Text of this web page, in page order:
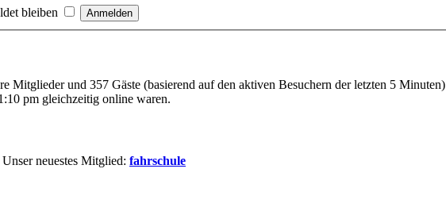
bleiben
Mitglieder und 357 Gäste (basierend auf den aktiven Besuchern der letzten 5 Minuten)
pm gleichzeitig online waren.
Unser neuestes Mitglied: fahrschule